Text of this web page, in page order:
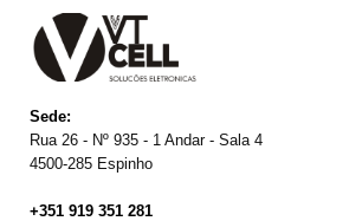
Sede:
Rua 26 - Nº 935 - 1 Andar - Sala 4
4500-285 Espinho
+351 919 351 281